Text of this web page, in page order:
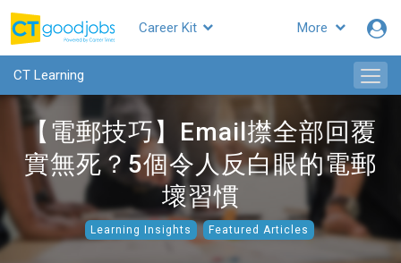
More
CTgoodjobs
Career Kit
CT Learning
【電郵技巧】Email㩒全部回覆
實無死？5個令人反白眼的電郵
壞習慣
Learning Insights Featured Articles